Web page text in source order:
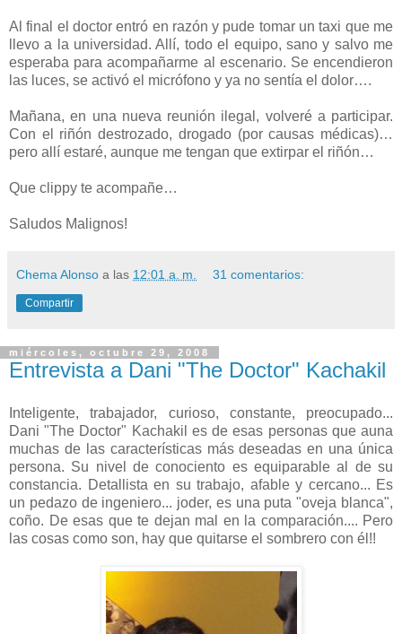
Al final el doctor entró en razón y pude tomar un taxi que me
llevo a la universidad. Allí, todo el equipo, sano y salvo me
esperaba para acompañarme al escenario. Se encendieron
las luces, se activó el micrófono y ya no sentía el dolor….
Mañana, en una nueva reunión ilegal, volveré a participar.
Con el riñón destrozado, drogado (por causas médicas)…
pero allí estaré, aunque me tengan que extirpar el riñón…
Que clippy te acompañe…
Saludos Malignos!
Chema Alonso a las 12:01 a. m. 31 comentarios:
Compartir
miércoles, octubre 29, 2008
Entrevista a Dani "The Doctor" Kachakil
Inteligente, trabajador, curioso, constante, preocupado...
Dani "The Doctor" Kachakil es de esas personas que auna
muchas de las características más deseadas en una única
persona. Su nivel de conociento es equiparable al de su
constancia. Detallista en su trabajo, afable y cercano... Es
un pedazo de ingeniero... joder, es una puta "oveja blanca",
coño. De esas que te dejan mal en la comparación.... Pero
las cosas como son, hay que quitarse el sombrero con él!!